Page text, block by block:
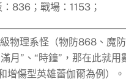
836；戰場：1153；
物理系怪（物防868、魔防
月”、“時鐘”，那在此就
增傷型英雄蕾伽爾為例）。